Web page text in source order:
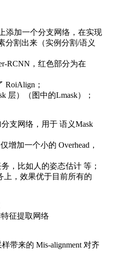
添加一个分支网络，在实现
分割出来（实例分割/语义
RCNN，红色部分为在
RoiAlign；
层）（图中的Lmask）；
支网络，用于 语义Mask
增加一个小的 Overhead，
，比如人的姿态估计 等；
上，效果优于目前所有的
特征提取网络
带来的 Mis-alignment 对齐